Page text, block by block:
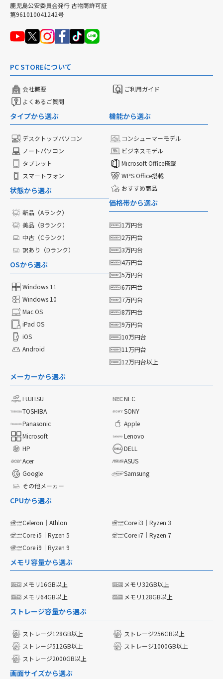
鹿児島公安委員会発行 古物商許可証
第961010041242号
PC STOREについて
会社概要
ご利用ガイド
よくあるご質問
タイプから選ぶ
デスクトップパソコン
ノートパソコン
タブレット
スマートフォン
状態から選ぶ
新品（Aランク）
美品（Bランク）
中古（Cランク）
訳あり（Dランク）
OSから選ぶ
Windows 11
Windows 10
Mac OS
iPad OS
iOS
Android
機能から選ぶ
コンシューマーモデル
ビジネスモデル
Microsoft Office搭載
WPS Office搭載
おすすめ商品
価格帯から選ぶ
1万円台
2万円台
3万円台
4万円台
5万円台
6万円台
7万円台
8万円台
9万円台
10万円台
11万円台
12万円台以上
メーカーから選ぶ
FUJITSU
NEC
TOSHIBA
SONY
Panasonic
Apple
Microsoft
Lenovo
HP
DELL
Acer
ASUS
Google
Samsung
その他メーカー
CPUから選ぶ
Celeron｜Athlon
Core i3｜Ryzen 3
Core i5｜Ryzen 5
Core i7｜Ryzen 7
Core i9｜Ryzen 9
メモリ容量から選ぶ
メモリ16GB以上
メモリ32GB以上
メモリ64GB以上
メモリ128GB以上
ストレージ容量から選ぶ
ストレージ128GB以上
ストレージ256GB以上
ストレージ512GB以上
ストレージ1000GB以上
ストレージ2000GB以上
画面サイズから選ぶ